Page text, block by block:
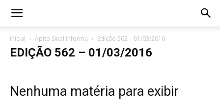
Inicial Apito Sinal Informa Edição 562 – 01/03/2016
EDIÇÃO 562 – 01/03/2016
Nenhuma matéria para exibir